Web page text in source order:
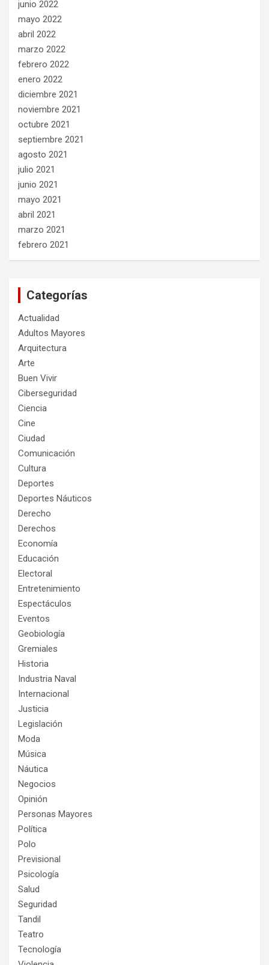
junio 2022
mayo 2022
abril 2022
marzo 2022
febrero 2022
enero 2022
diciembre 2021
noviembre 2021
octubre 2021
septiembre 2021
agosto 2021
julio 2021
junio 2021
mayo 2021
abril 2021
marzo 2021
febrero 2021
Categorías
Actualidad
Adultos Mayores
Arquitectura
Arte
Buen Vivir
Ciberseguridad
Ciencia
Cine
Ciudad
Comunicación
Cultura
Deportes
Deportes Náuticos
Derecho
Derechos
Economía
Educación
Electoral
Entretenimiento
Espectáculos
Eventos
Geobiología
Gremiales
Historia
Industria Naval
Internacional
Justicia
Legislación
Moda
Música
Náutica
Negocios
Opinión
Personas Mayores
Política
Polo
Previsional
Psicología
Salud
Seguridad
Tandil
Teatro
Tecnología